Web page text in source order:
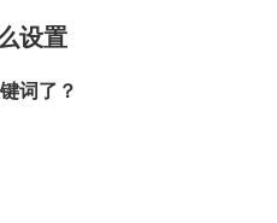
设置
词了？